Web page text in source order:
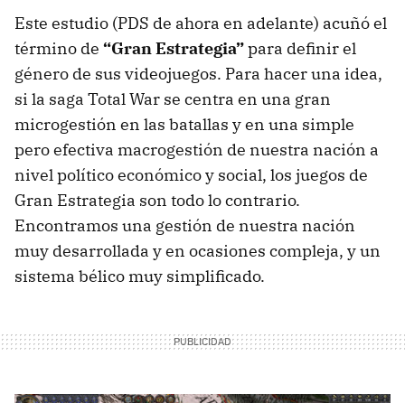
Este estudio (PDS de ahora en adelante) acuñó el
término de “Gran Estrategia”para definir el
género de sus videojuegos. Para hacer una idea,
si la saga Total War se centra en una gran
microgestión en las batallas y en una simple
pero efectiva macrogestión de nuestra nación a
nivel político económico y social, los juegos de
Gran Estrategia son todo lo contrario.
Encontramos una gestión de nuestra nación
muy desarrollada y en ocasiones compleja, y un
sistema bélico muy simplificado.